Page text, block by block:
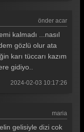
önder acar
kalmadı ...nasıl
gözlü olur ata
karı tüccarı kazım
gidiyo..
2024-02-03 10:17:26
maria
gelisiyle dizi cok